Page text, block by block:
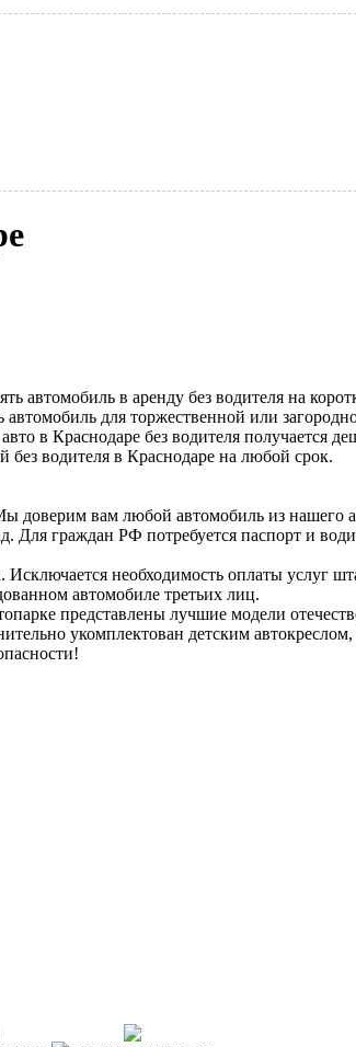
автомобиль в аренду без водителя на
для торжественной или
в Краснодаре без водителя получается
без водителя в Краснодаре на любой срок.
доверим вам любой автомобиль из нашего
Для граждан РФ потребуется паспорт и
необходимость оплаты услуг
автомобиле третьих лиц.
представлены лучшие модели
укомплектован детским автокреслом,